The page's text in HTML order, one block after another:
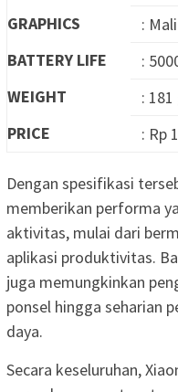
GRAPHICS
:
BATTERY LIFE
:
WEIGHT
:
PRICE
: Rp
Dengan spesifikasi
memberikan performa
aktivitas, mulai dari
aplikasi produktivitas.
juga memungkinkan
ponsel hingga seharian
daya.
Secara keseluruhan,